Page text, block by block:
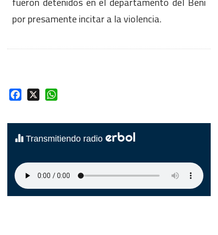
por presamente incitar a la violencia.
Facebook
Transmitiendo radio erbol